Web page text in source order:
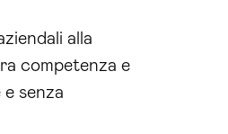
alla
competenza e
senza